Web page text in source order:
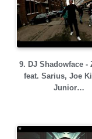
9. DJ Shadowface -
feat. Sarius, Joe
Junior…